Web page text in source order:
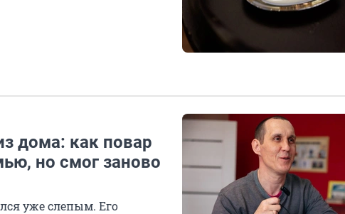
дома: как повар
но смог заново
уже слепым. Его